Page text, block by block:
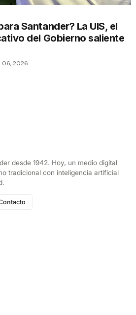
Santander? La UIS, el
del Gobierno saliente
06, 2026
desde 1942. Hoy, un medio digital
tradicional con inteligencia artificial